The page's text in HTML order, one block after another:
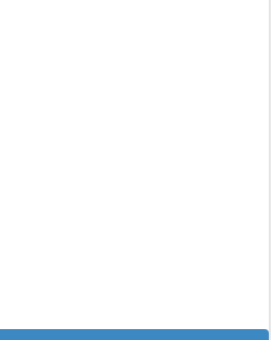
تحضير النص القرائي المنفى للسنة الثالثة